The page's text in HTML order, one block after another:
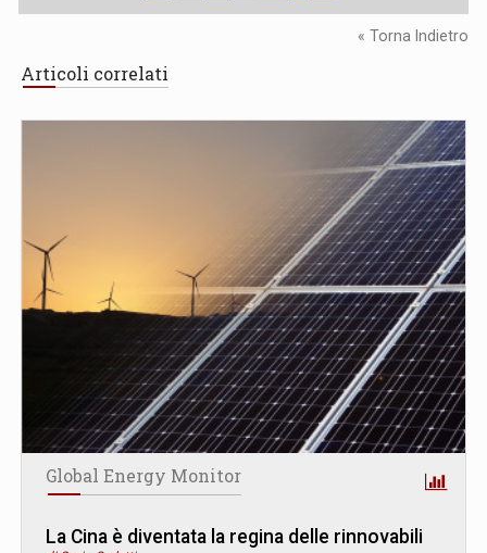
« Torna Indietro
Articoli correlati
Global Energy Monitor
La Cina è diventata la regina delle rinnovabili